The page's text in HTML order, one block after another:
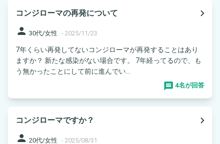
コンジローマの再発について
navigate_next
person 30代/女性 - 2025/11/23
7年くらい再発してないコンジローマが再発することはあり
ますか？ 新たな感染がない場合です。 7年経ってるので、も
う無かったことにして前に進んでい...
4名が回答
コンジローマですか？
navigate_next
person 20代/女性 - 2025/08/31